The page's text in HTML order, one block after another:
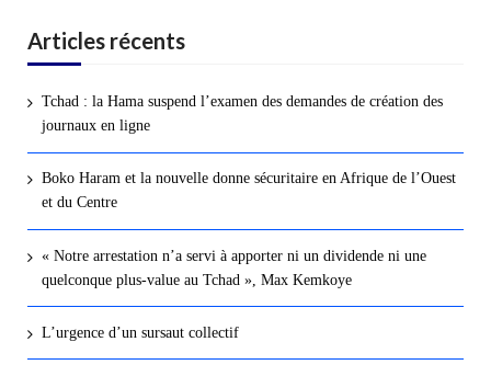
Articles récents
Tchad : la Hama suspend l’examen des demandes de création des
journaux en ligne
Boko Haram et la nouvelle donne sécuritaire en Afrique de l’Ouest
et du Centre
« Notre arrestation n’a servi à apporter ni un dividende ni une
quelconque plus-value au Tchad », Max Kemkoye
L’urgence d’un sursaut collectif